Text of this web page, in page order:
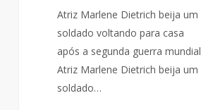
Atriz Marlene Dietrich beija um
soldado voltando para casa
após a segunda guerra mundial
Atriz Marlene Dietrich beija um
soldado…